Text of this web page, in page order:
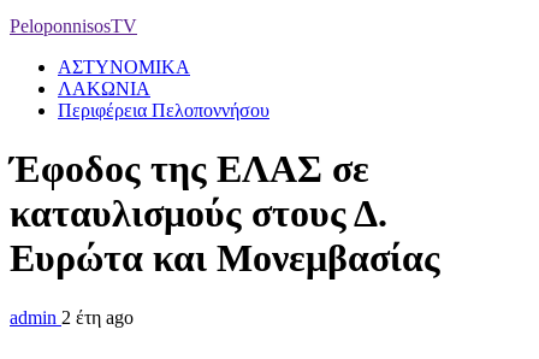
PeloponnisosTV
ΑΣΤΥΝΟΜΙΚΑ
ΛΑΚΩΝΙΑ
Περιφέρεια Πελοποννήσου
Έφοδος της ΕΛΑΣ σε
καταυλισμούς στους Δ.
Ευρώτα και Μονεμβασίας
admin 2 έτη ago